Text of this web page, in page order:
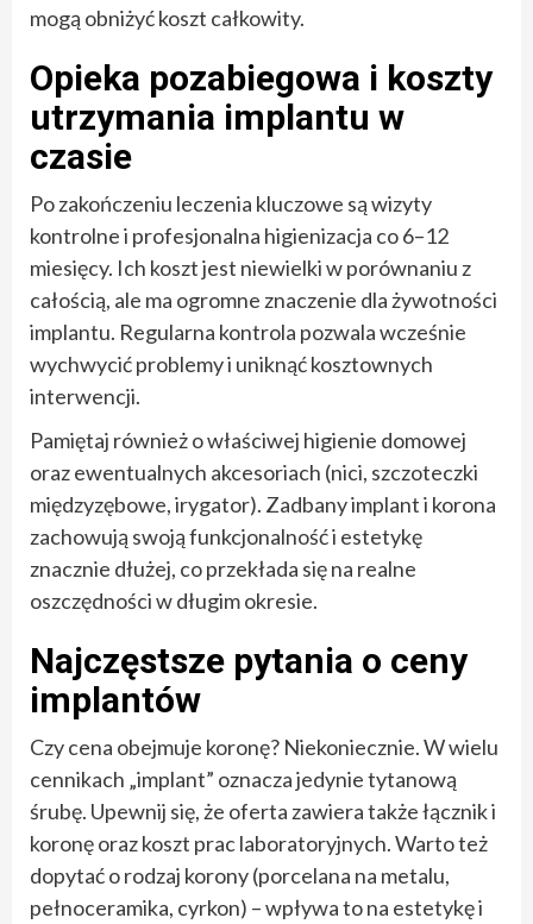
mogą obniżyć koszt całkowity.
Opieka pozabiegowa i koszty
utrzymania implantu w
czasie
Po zakończeniu leczenia kluczowe są wizyty
kontrolne i profesjonalna higienizacja co 6–12
miesięcy. Ich koszt jest niewielki w porównaniu z
całością, ale ma ogromne znaczenie dla żywotności
implantu. Regularna kontrola pozwala wcześnie
wychwycić problemy i uniknąć kosztownych
interwencji.
Pamiętaj również o właściwej higienie domowej
oraz ewentualnych akcesoriach (nici, szczoteczki
międzyzębowe, irygator). Zadbany implant i korona
zachowują swoją funkcjonalność i estetykę
znacznie dłużej, co przekłada się na realne
oszczędności w długim okresie.
Najczęstsze pytania o ceny
implantów
Czy cena obejmuje koronę? Niekoniecznie. W wielu
cennikach „implant” oznacza jedynie tytanową
śrubę. Upewnij się, że oferta zawiera także łącznik i
koronę oraz koszt prac laboratoryjnych. Warto też
dopytać o rodzaj korony (porcelana na metalu,
pełnoceramika, cyrkon) – wpływa to na estetykę i